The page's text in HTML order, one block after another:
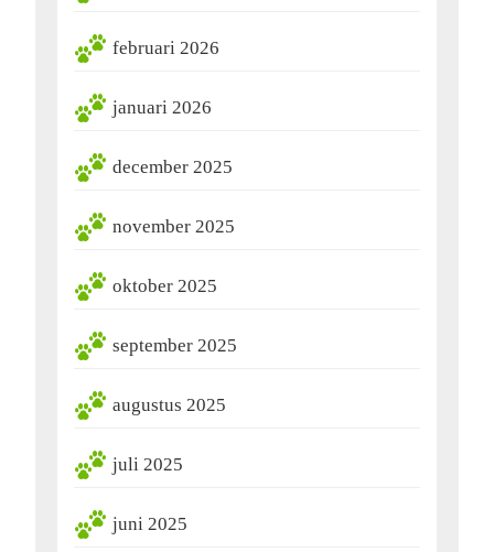
februari 2026
januari 2026
december 2025
november 2025
oktober 2025
september 2025
augustus 2025
juli 2025
juni 2025